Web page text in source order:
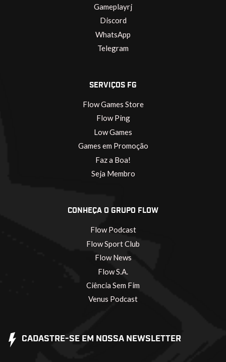
Gameplayrj
Discord
WhatsApp
Telegram
SERVIÇOS FG
Flow Games Store
Flow Ping
Low Games
Games em Promoção
Faz a Boa!
Seja Membro
CONHEÇA O GRUPO FLOW
Flow Podcast
Flow Sport Club
Flow News
Flow S.A.
Ciência Sem Fim
Venus Podcast
CADASTRE-SE EM NOSSA NEWSLETTER